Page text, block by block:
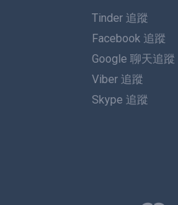
Tinder 追蹤
Facebook 追蹤
Google 聊天追蹤
Viber 追蹤
Skype 追蹤